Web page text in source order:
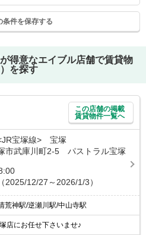
条件を保存する
得意なエイブル店舗で賃貸物
を探す
この店舗の掲載
賃貸物件一覧へ
宝塚線> 宝塚
市武庫川町2-5 パストラル宝塚
2025/12/27～2026/1/3）
荒神駅/逆瀬川駅/中山寺駅
店にお任せ下さいませ♪